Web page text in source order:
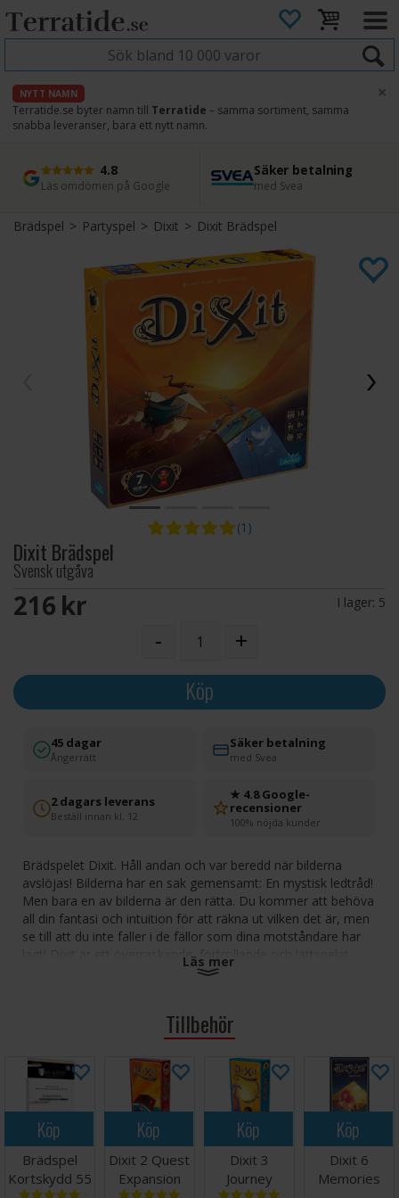
NYTT NAMN
Terratide.se byter namn till Terratide – samma sortiment, samma
snabba leveranser, bara ett nytt namn.
×
4.8
Läs omdömen på Google
Säker betalning
med Svea
Snabb leverans
Direkt från lager
45 dagars ångerrätt
Enkel retur
Brädspel> Partyspel> Dixit> Dixit Brädspel
(1)
Dixit Brädspel
Svensk utgåva
216 SEK I lager: 5
- +
Köp
45 dagar
Ångerrätt
Säker betalning
med Svea
2 dagars leverans
Beställ innan kl. 12
★ 4.8 Google-
recensioner
100% nöjda kunder
Brädspelet Dixit. Håll andan och var beredd när bilderna
avslöjas! Bilderna har en sak gemensamt: En mystisk ledtråd!
Men bara en av bilderna är den rätta. Du kommer att behöva
all din fantasi och intuition för att räkna ut vilken det är, men
se till att du inte faller i de fällor som dina motståndare har
lagt! Dixit är ett överraskande, förtrollande och lättspelat
partyspel som för samman familj och vänner.
Språk:
Norska regler - själva spelet är utan språk. Vinnare av Spiel
des Jahres! Nominerad till Årets familjespel Guldbrikken.
Tips och råd: Vi rekommenderar kortskydd för att öka
livslängden på korten i det här spelet. Du kan hitta
lämpliga kortskydd här. Spelet har 84 kort, så du
Läs mer
Tillbehör
Köp
Brädspel
Kortskydd 55
Köp
Dixit 2 Quest
Expansion
Köp
Dixit 3
Journey
Köp
Dixit 6
Memories